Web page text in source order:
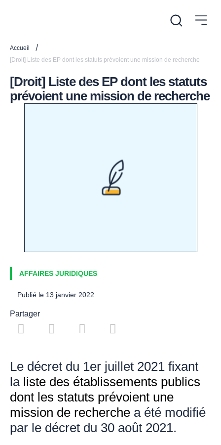
Accueil /
[Droit] Liste des EP dont les statuts prévoient une mission de recherche
[Droit] Liste des EP dont les statuts
prévoient une mission de recherche
AFFAIRES JURIDIQUES
Publié le 13 janvier 2022
Partager
Le décret du 1er juillet 2021 fixant
la liste des établissements publics
dont les statuts prévoient une
mission de recherche a été modifié
par le décret du 30 août 2021.